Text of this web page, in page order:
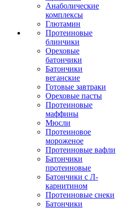
Анаболические
комплексы
Глютамин
Протеиновые
блинчики
Ореховые
батончики
Батончики
веганские
Готовые завтраки
Ореховые пасты
Протеиновые
маффины
Мюсли
Протеиновое
мороженое
Протеиновые вафли
Батончики
протеиновые
Батончики с Л-
карнитином
Протеиновые снеки
Батончики